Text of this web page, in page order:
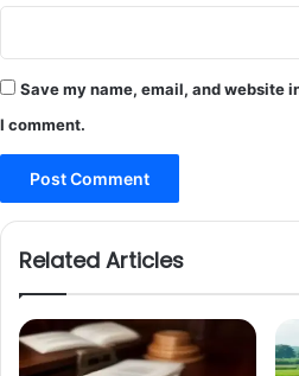
Save my name, email, and website
I comment.
Related Articles